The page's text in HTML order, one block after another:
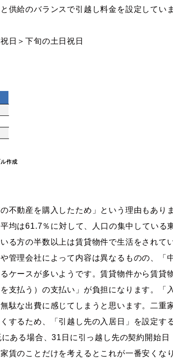
供給のバランスで引越し料金を設定してい
日＞下旬の土日祝日
不動産を購入したため」という理由もあり
均は61.7％に対して、人口の集中している
る方の半数以上は賃貸物件で生活をされて
管理会社によって内容は異なるものの、「
ケースが多いようです。賃貸物件から賃貸
支払う）の支払い」が負担になります。「
駄な出費に感じてしまうと思います。二重
するため、「引越し先の入居日」を設定す
ある場合、31日に引っ越し先の契約開始日
賃のことだけを考えるとこれが一番安くな